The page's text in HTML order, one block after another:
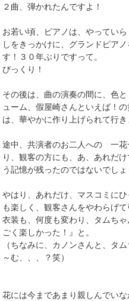
２曲、弾かれたんですよ！
お若い頃、ピアノは、やってい
しをきっかけに、グランドピア
す！３０年ぶりですって。
びっくり！
その後は、曲の演奏の間に、色
ューム、假屋崎さんといえば！
は、華やかに作り上げられて行き
途中、共演者のお二人への 一
り、観客の方にも、あ、あれだ
う記憶が残ったのではないでしょ
やはり、あれだけ、マスコミに
も楽しく、観客さんをやわらげ
衣装も、何度も変わり、タムち
ごく楽しかった！』と。
（ちなみに、カノンさんと、タ
～む、、、？笑）
花には今まであまり親しんでい